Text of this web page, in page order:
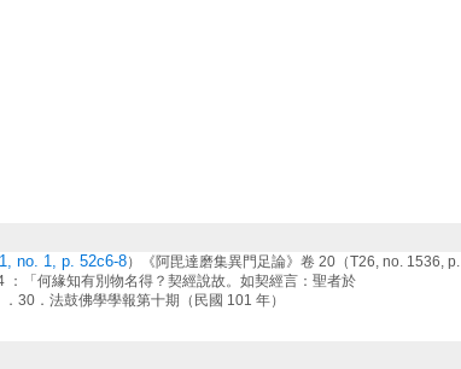
no. 1, p. 52c6-8）《阿毘達磨集異門足論》卷 20（T26, no. 1536, p.
「何緣知有別物名得？契經說故。如契經言：聖者於
30．法鼓佛學學報第十期（民國 101 年）